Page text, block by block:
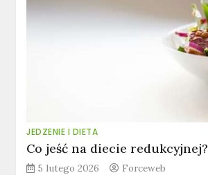
JEDZENIE I DIETA
Co jeść na diecie redukcyjnej?
5 lutego 2026 Forceweb